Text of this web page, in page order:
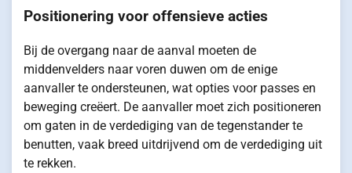
Positionering voor offensieve acties
Bij de overgang naar de aanval moeten de
middenvelders naar voren duwen om de enige
aanvaller te ondersteunen, wat opties voor passes en
beweging creëert. De aanvaller moet zich positioneren
om gaten in de verdediging van de tegenstander te
benutten, vaak breed uitdrijvend om de verdediging uit
te rekken.